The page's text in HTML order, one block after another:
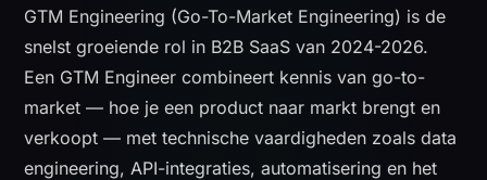
GTM Engineering (Go-To-Market Engineering) is de
snelst groeiende rol in B2B SaaS van 2024-2026.
Een GTM Engineer combineert kennis van go-to-
market — hoe je een product naar markt brengt en
verkoopt — met technische vaardigheden zoals data
engineering, API-integraties, automatisering en het